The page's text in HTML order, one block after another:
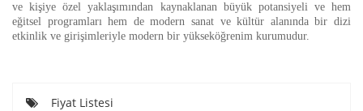
ve kişiye özel yaklaşımından kaynaklanan büyük potansiyeli ve hem
eğitsel programları hem de modern sanat ve kültür alanında bir dizi
etkinlik ve girişimleriyle modern bir yükseköğrenim kurumudur.
Fiyat Listesi